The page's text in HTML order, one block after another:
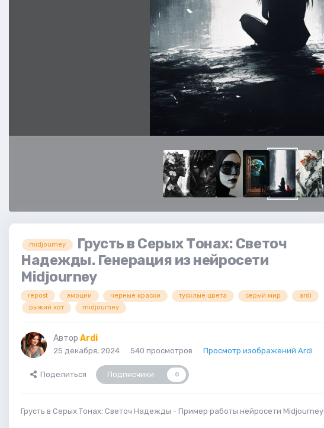
midjourney
Грусть в Серых Тонах: Светоч
Надежды. Генерация из нейросети
Midjourney
repost эмоции черные краски тусклые цвета серый мир
ardi
рыжий кот
midjourney
Автор Ardi
25 декабря, 2024 540 просмотров Просмотр изображений Ardi
Поделиться Подписчики 0
Грусть в Серых Тонах: Светоч Надежды - Пример работы нейросети Midjourney